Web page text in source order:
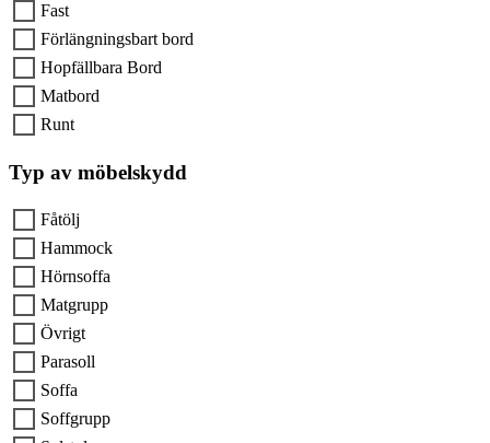
Fast
Förlängningsbart bord
Hopfällbara Bord
Matbord
Runt
Typ av möbelskydd
Fåtölj
Hammock
Hörnsoffa
Matgrupp
Övrigt
Parasoll
Soffa
Soffgrupp